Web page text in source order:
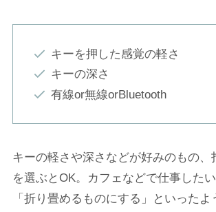
キーを押した感覚の軽さ
キーの深さ
有線or無線orBluetooth
キーの軽さや深さなどが好みのもの、
を選ぶとOK。カフェなどで仕事したい
「折り畳めるものにする」といった